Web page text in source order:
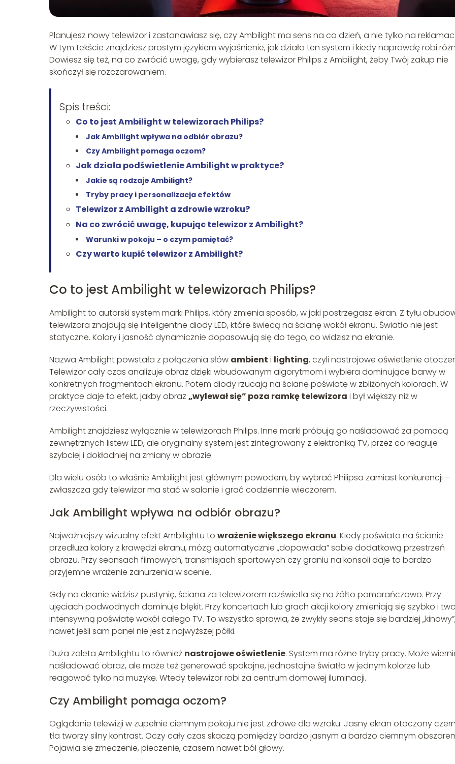
Planujesz nowy telewizor i zastanawiasz się, czy Ambilight ma sens na co dzień, a nie tylko na
W tym tekście znajdziesz prostym językiem wyjaśnienie, jak działa ten system i kiedy naprawdę robi
Dowiesz się też, na co zwrócić uwagę, gdy wybierasz telewizor Philips z Ambilight, żeby Twój zakup nie
skończył się rozczarowaniem.
Spis treści:
Co to jest Ambilight w telewizorach Philips?
Jak Ambilight wpływa na odbiór obrazu?
Czy Ambilight pomaga oczom?
Jak działa podświetlenie Ambilight w praktyce?
Jakie są rodzaje Ambilight?
Tryby pracy i personalizacja efektów
Telewizor z Ambilight a zdrowie wzroku?
Na co zwrócić uwagę, kupując telewizor z Ambilight?
Warunki w pokoju – o czym pamiętać?
Czy warto kupić telewizor z Ambilight?
Co to jest Ambilight w telewizorach Philips?
Ambilight to autorski system marki Philips, który zmienia sposób, w jaki postrzegasz ekran. Z tyłu
telewizora znajdują się inteligentne diody LED, które świecą na ścianę wokół ekranu. Światło nie jest
statyczne. Kolory i jasność dynamicznie dopasowują się do tego, co widzisz na ekranie.
Nazwa Ambilight powstała z połączenia słów ambient i lighting, czyli nastrojowe oświetlenie
Telewizor cały czas analizuje obraz dzięki wbudowanym algorytmom i wybiera dominujące barwy w
konkretnych fragmentach ekranu. Potem diody rzucają na ścianę poświatę w zbliżonych kolorach. W
praktyce daje to efekt, jakby obraz „wylewał się” poza ramkę telewizora i był większy niż w
rzeczywistości.
Ambilight znajdziesz wyłącznie w telewizorach Philips. Inne marki próbują go naśladować za pomocą
zewnętrznych listew LED, ale oryginalny system jest zintegrowany z elektroniką TV, przez co reaguje
szybciej i dokładniej na zmiany w obrazie.
Dla wielu osób to właśnie Ambilight jest głównym powodem, by wybrać Philipsa zamiast konkurencji –
zwłaszcza gdy telewizor ma stać w salonie i grać codziennie wieczorem.
Jak Ambilight wpływa na odbiór obrazu?
Najważniejszy wizualny efekt Ambilightu to wrażenie większego ekranu. Kiedy poświata na ścianie
przedłuża kolory z krawędzi ekranu, mózg automatycznie „dopowiada” sobie dodatkową przestrzeń
obrazu. Przy seansach filmowych, transmisjach sportowych czy graniu na konsoli daje to bardzo
przyjemne wrażenie zanurzenia w scenie.
Gdy na ekranie widzisz pustynię, ściana za telewizorem rozświetla się na żółto pomarańczowo. Przy
ujęciach podwodnych dominuje błękit. Przy koncertach lub grach akcji kolory zmieniają się szybko i
intensywną poświatę wokół całego TV. To wszystko sprawia, że zwykły seans staje się bardziej „kinowy”,
nawet jeśli sam panel nie jest z najwyższej półki.
Duża zaleta Ambilightu to również nastrojowe oświetlenie. System ma różne tryby pracy. Może
naśladować obraz, ale może też generować spokojne, jednostajne światło w jednym kolorze lub
reagować tylko na muzykę. Wtedy telewizor robi za centrum domowej iluminacji.
Czy Ambilight pomaga oczom?
Oglądanie telewizji w zupełnie ciemnym pokoju nie jest zdrowe dla wzroku. Jasny ekran otoczony
tła tworzy silny kontrast. Oczy cały czas skaczą pomiędzy bardzo jasnym a bardzo ciemnym
Pojawia się zmęczenie, pieczenie, czasem nawet ból głowy.